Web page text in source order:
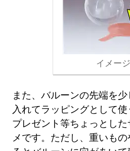
イメージ
また、バルーンの先端を
入れてラッピングとして使
プレゼント等ちょっとし
メです。ただし、重いも